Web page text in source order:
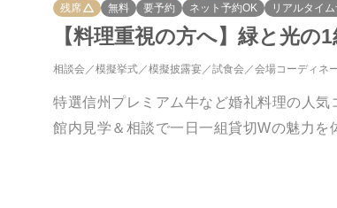
残席 無料 要予約 ネット予約OK リアルタイ
【料理重視の方へ】緑と光
相談会 模擬挙式 模擬披露宴 試食会 会場コーディネ
特選信州プレミアム牛など婚礼料理の人
館内見学＆相談で一日一組貸切Wの魅力を